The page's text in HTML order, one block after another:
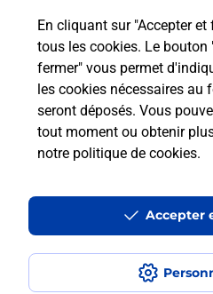
En cliquant sur "Accepter
tous les cookies. Le bouton
fermer" vous permet
les cookies nécessaires au
seront déposés. Vous
tout moment ou obtenir
notre politique de cookies.
Accepter
Localiser Liste Manche
Accessibilité : partiellement
Conditions contractuelles